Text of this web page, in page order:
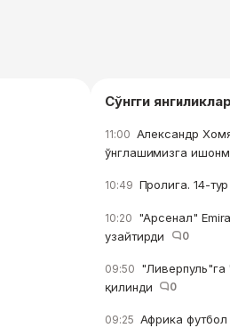
Сўнгги янгиликлар
11:00 Александр
ўнглашимизга
10:49 Пролига. 14-
10:20 "Арсенал"
узайтирди
0
09:50
қилинди
0
09:25 Африка